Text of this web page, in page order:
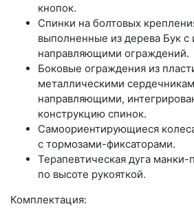
кнопок.
Спинки на болтовых
выполненные из дерева Бук с
направляющими ограждений.
Боковые ограждения из
металлическими
направляющими,
конструкцию спинок.
Самоориентирующиеся
с тормозами-фиксаторами.
Терапевтическая дуга манки-
по высоте рукояткой.
Комплектация: